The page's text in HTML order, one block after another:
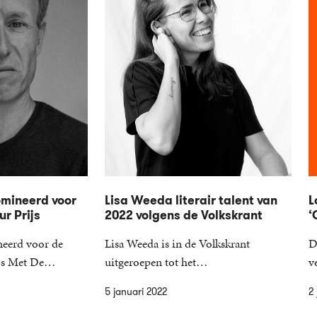
voor
Prijs
voor de
Met De…
5 januari 2022
Lisa Weeda literair talent van
2022 volgens de Volkskrant
Lisa Weeda is in de Volkskrant
uitgeroepen tot het…
2